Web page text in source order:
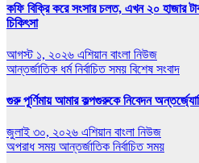
কফি বিক্রি করে সংসার চলত, এখন ২০ হাজার
চিকিৎসা
আগস্ট ১, ২০২৬ এশিয়ান বাংলা নিউজ
আন্তর্জাতিক ধর্মনির্বাচিত সময় বিশেষ সংবাদ
গুরু পূর্ণিমায় আমার কল্পগুরুকে নিবেদন
জুলাই ৩০, ২০২৬ এশিয়ান বাংলা নিউজ
অপরাধ সময় আন্তর্জাতিক নির্বাচিত সময়